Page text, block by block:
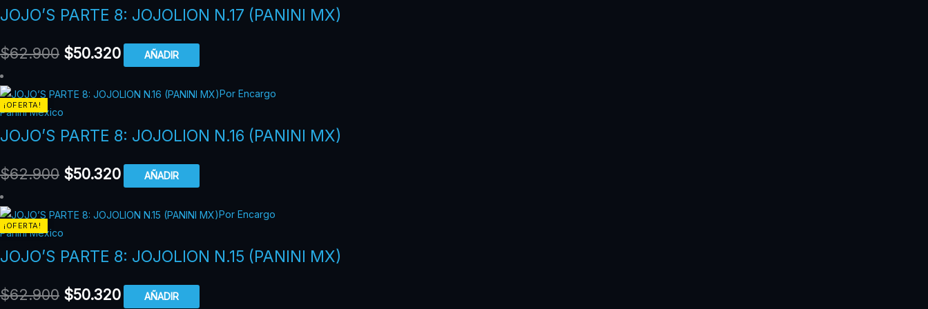
JOJO’S PARTE 8: JOJOLION N.17 (PANINI MX)
$62.900 $50.320 AÑADIR
¡OFERTA!
Por Encargo
Panini México
JOJO’S PARTE 8: JOJOLION N.16 (PANINI MX)
$62.900 $50.320 AÑADIR
¡OFERTA!
Por Encargo
Panini México
JOJO’S PARTE 8: JOJOLION N.15 (PANINI MX)
$62.900 $50.320 AÑADIR